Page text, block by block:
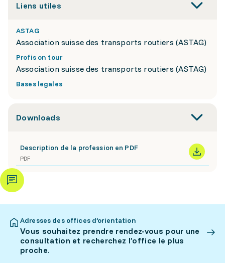
Liens utiles
ASTAG
Association suisse des transports routiers (ASTAG)
Profis on tour
Association suisse des transports routiers (ASTAG)
Bases legales
Downloads
Description de la profession en PDF
PDF
Adresses des offices d’orientation
Vous souhaitez prendre rendez-vous pour une
consultation et recherchez l’office le plus
proche.